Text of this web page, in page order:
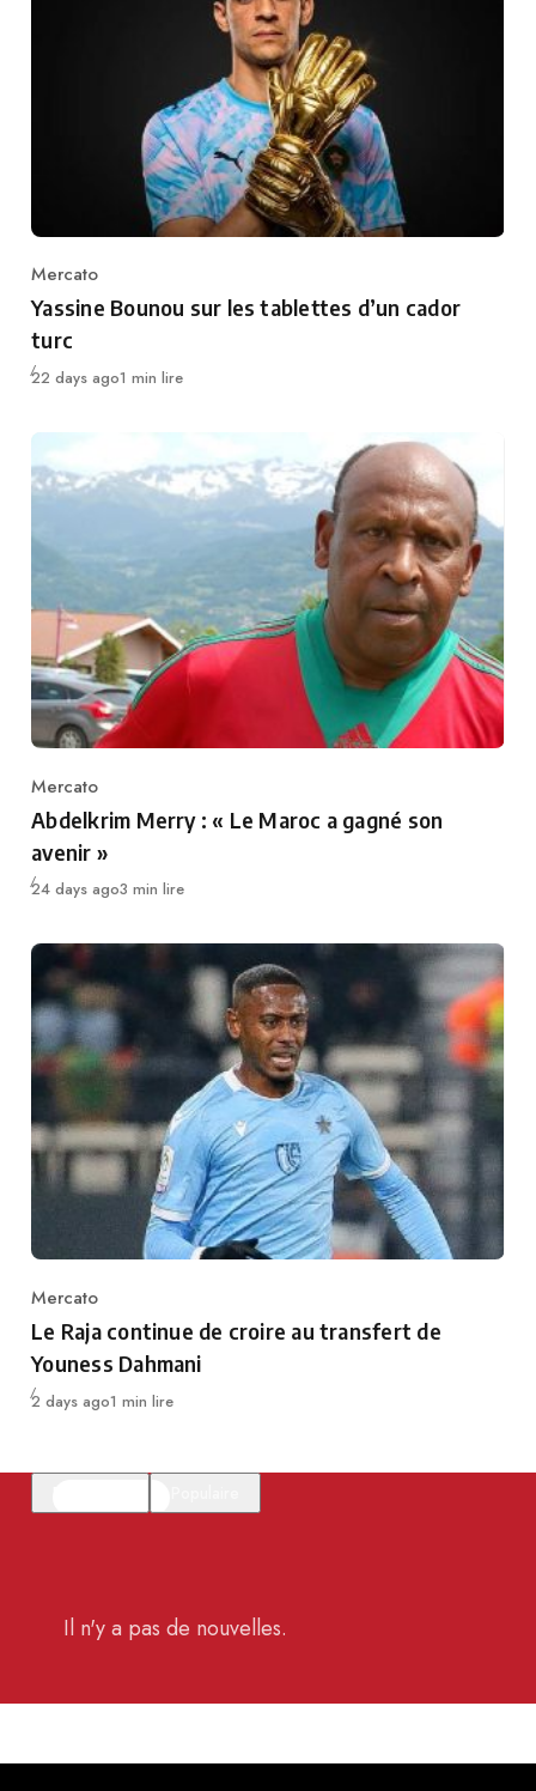
Category
Mercato
Yassine Bounou sur les tablettes d’un cador
turc
Publié
22 days ago1 min lire
Category
Mercato
Abdelkrim Merry : « Le Maroc a gagné son
avenir »
Publié
24 days ago3 min lire
Category
Mercato
Le Raja continue de croire au transfert de
Youness Dahmani
Publié
2 days ago1 min lire
Il n'y a pas de nouvelles.